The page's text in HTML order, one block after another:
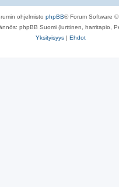
ohjelmisto phpBB® Forum Software
phpBB Suomi (lurttinen, harritapio,
Yksityisyys | Ehdot